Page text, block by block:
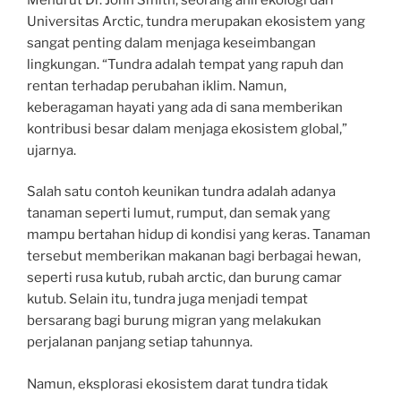
Universitas Arctic, tundra merupakan ekosistem yang
sangat penting dalam menjaga keseimbangan
lingkungan. “Tundra adalah tempat yang rapuh dan
rentan terhadap perubahan iklim. Namun,
keberagaman hayati yang ada di sana memberikan
kontribusi besar dalam menjaga ekosistem global,”
ujarnya.
Salah satu contoh keunikan tundra adalah adanya
tanaman seperti lumut, rumput, dan semak yang
mampu bertahan hidup di kondisi yang keras. Tanaman
tersebut memberikan makanan bagi berbagai hewan,
seperti rusa kutub, rubah arctic, dan burung camar
kutub. Selain itu, tundra juga menjadi tempat
bersarang bagi burung migran yang melakukan
perjalanan panjang setiap tahunnya.
Namun, eksplorasi ekosistem darat tundra tidak